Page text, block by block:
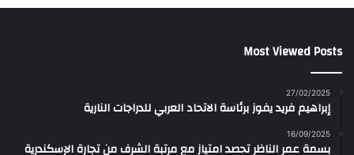
Most Viewed Posts
27/02/2025
إبراهيم فريد يفوز برئاسة الاتحاد العربي للدراجات النارية
16/09/2025
بسمة عمر الناظر تحصد امتياز مع مرتبة الشرف من تجارة الإسكندرية